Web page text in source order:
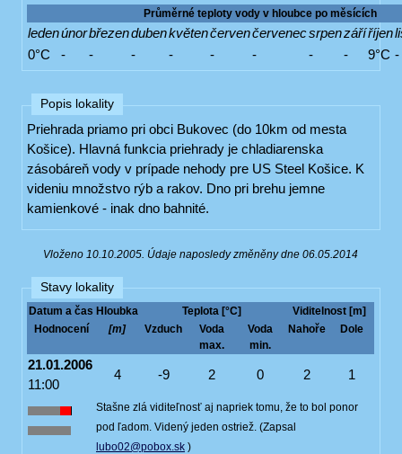
Průměrné teploty vody v hloubce po měsících
ledenúnorbřezendubenkvětenčervenčervenecsrpenzáříříjen
0°C
- - - - - - - - 9°C -
Popis lokality
Priehrada priamo pri obci Bukovec (do 10km od mesta
Košice). Hlavná funkcia priehrady je chladiarenska
zásobáreň vody v prípade nehody pre US Steel Košice. K
videniu množstvo rýb a rakov. Dno pri brehu jemne
kamienkové - inak dno bahnité.
Vloženo 10.10.2005. Údaje naposledy změněny dne 06.05.2014
Stavy lokality
Datum a čas Hloubka Teplota [°C]
Viditelnost [m]
Hodnocení
[m] Vzduch
Voda
max.
Voda
min.
Nahoře Dole
21.01.2006
11:00
4 -9 2 0 2 1
Stašne zlá viditeľnosť aj napriek tomu, že to bol ponor
pod ľadom. Videný jeden ostriež. (Zapsal
lubo02@pobox.sk )